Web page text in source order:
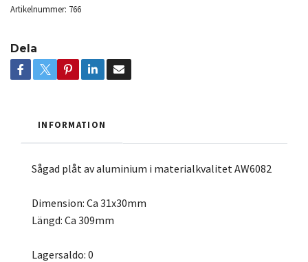
Artikelnummer: 766
Dela
INFORMATION
Sågad plåt av aluminium i materialkvalitet AW6082
Dimension: Ca 31x30mm
Längd: Ca 309mm
Lagersaldo: 0